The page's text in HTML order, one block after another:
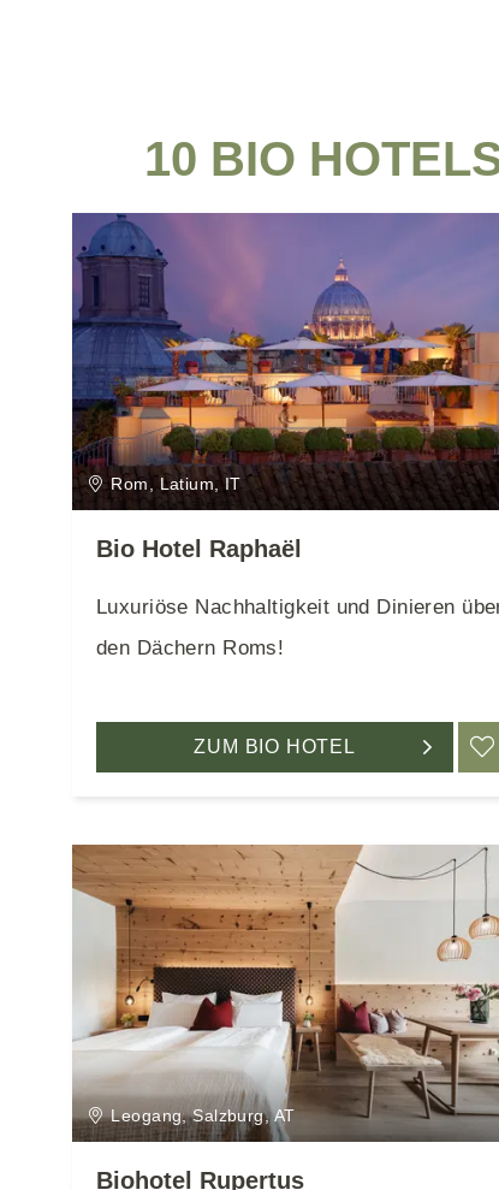
10 BIO
Rom, Latium, IT
Bio Hotel Raphaël
Luxuriöse Nachhaltigkeit und Dinieren
den Dächern Roms!
ZUM BIO HOTEL
Leogang, Salzburg, AT
Biohotel Rupertus